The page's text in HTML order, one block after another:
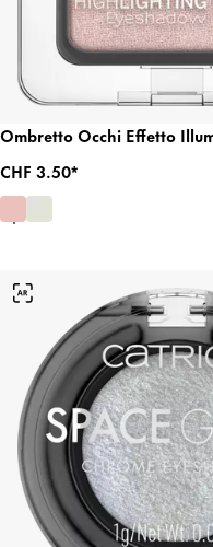
Ombretto Occhi Effetto
CHF 3.50*